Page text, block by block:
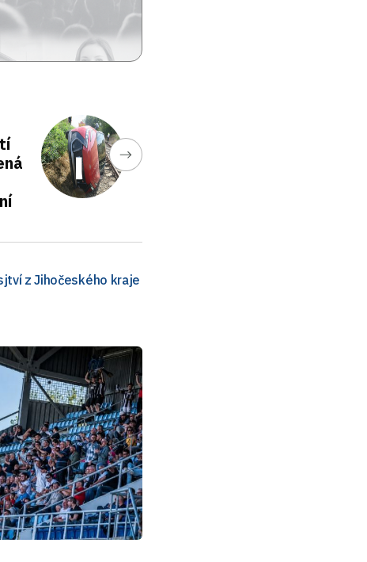
z Jihočeského kraje